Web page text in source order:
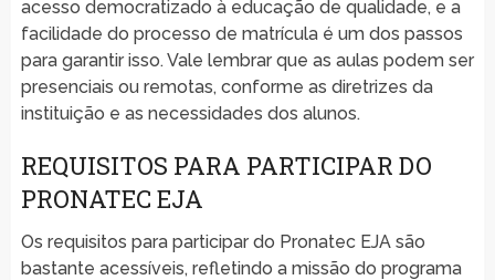
acesso democratizado à educação de qualidade, e a
facilidade do processo de matrícula é um dos passos
para garantir isso. Vale lembrar que as aulas podem ser
presenciais ou remotas, conforme as diretrizes da
instituição e as necessidades dos alunos.
REQUISITOS PARA PARTICIPAR DO
PRONATEC EJA
Os requisitos para participar do Pronatec EJA são
bastante acessíveis, refletindo a missão do programa